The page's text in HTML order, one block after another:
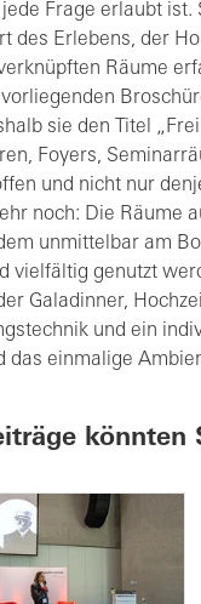
Frage erlaubt
des Erlebens, der
Räume
sie den Titel
Foyers,
und nicht nur
noch: Die Räume
unmittelbar am
vielfältig genutzt
Galadinner,
und ein
das einmalige
könnten